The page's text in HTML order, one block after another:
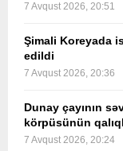
7 Avqust 2026, 20:51
Şimali Koreyada
edildi
7 Avqust 2026, 20:36
Dunay çayının
körpüsünün
7 Avqust 2026, 20:24